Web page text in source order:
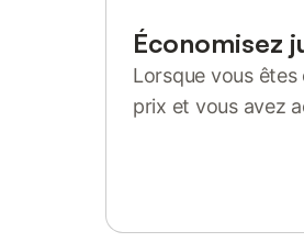
Économisez
Lorsque vous
prix et vous avez